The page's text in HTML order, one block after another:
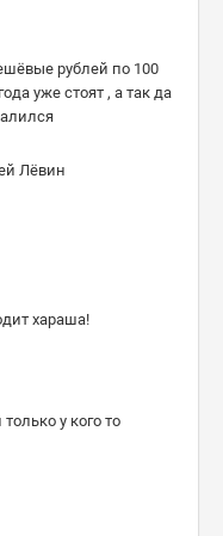
рублей по 100
уже стоят , а так да
Лёвин
хараша!
у кого то